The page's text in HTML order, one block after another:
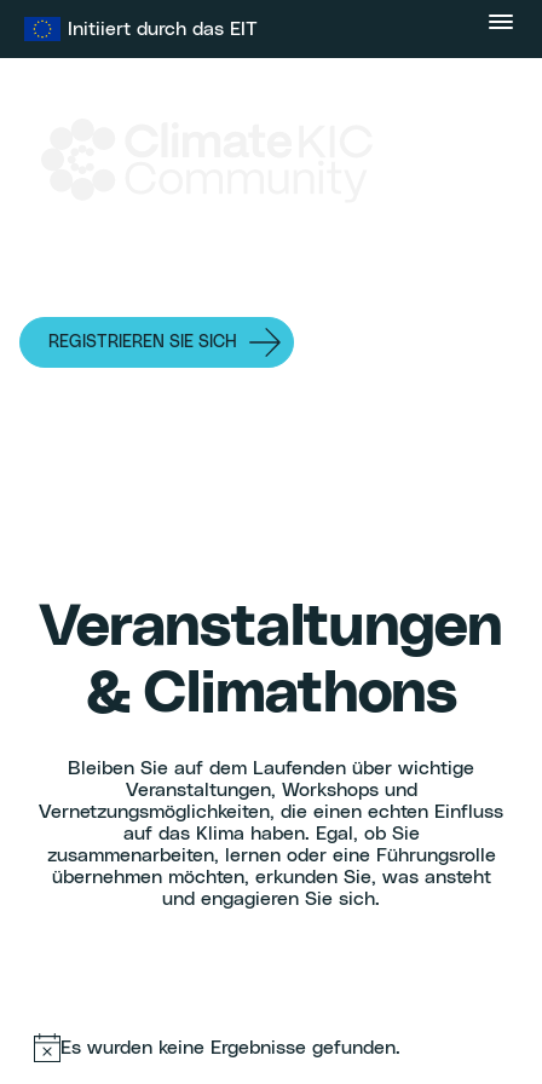
Inhalt
Initiiert durch das EIT
REGISTRIEREN SIE SICH
Veranstaltungen
& Climathons
Bleiben Sie auf dem Laufenden über wichtige
Veranstaltungen, Workshops und
Vernetzungsmöglichkeiten, die einen echten Einfluss
auf das Klima haben. Egal, ob Sie
zusammenarbeiten, lernen oder eine Führungsrolle
übernehmen möchten, erkunden Sie, was ansteht
und engagieren Sie sich.
Hinweis
Es wurden keine Ergebnisse gefunden.